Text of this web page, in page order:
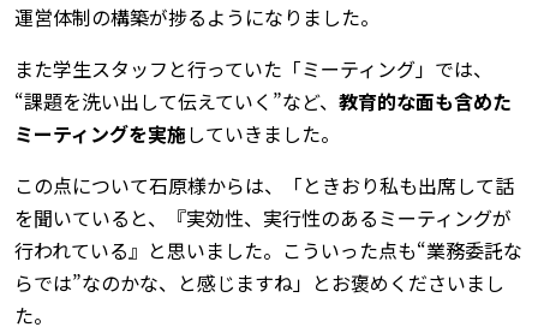
運営体制の構築が捗るようになりました。
また学生スタッフと行っていた「ミーティング」では、
“課題を洗い出して伝えていく”など、 教育的な面も含めた
ミーティングを実施していきました。
この点について石原様からは、「ときおり私も出席して話
を聞いていると、『実効性、実行性のあるミーティングが
行われている』と思いました。こういった点も“業務委託な
らでは”なのかな、と感じますね」とお褒めくださいまし
た。